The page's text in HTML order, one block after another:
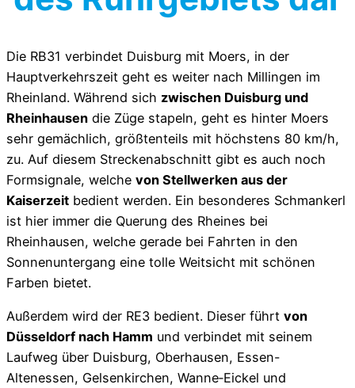
Die RB31 verbindet Duisburg mit Moers, in der
Hauptverkehrszeit geht es weiter nach Millingen im
Rheinland. Während sich zwischen Duisburg und
Rheinhausen die Züge stapeln, geht es hinter Moers
sehr gemächlich, größtenteils mit höchstens 80 km/h,
zu. Auf diesem Streckenabschnitt gibt es auch noch
Formsignale, welche von Stellwerken aus der
Kaiserzeit bedient werden. Ein besonderes Schmankerl
ist hier immer die Querung des Rheines bei
Rheinhausen, welche gerade bei Fahrten in den
Sonnenuntergang eine tolle Weitsicht mit schönen
Farben bietet.
Außerdem wird der RE3 bedient. Dieser führt von
Düsseldorf nach Hamm und verbindet mit seinem
Laufweg über Duisburg, Oberhausen, Essen-
Altenessen, Gelsenkirchen, Wanne‐Eickel und